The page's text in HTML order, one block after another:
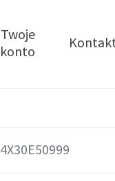
Twoje
konto
4X30E50999